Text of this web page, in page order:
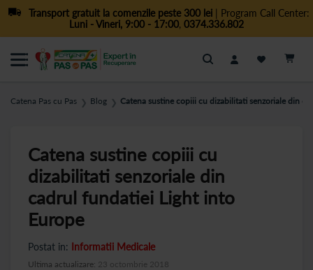
Transport gratuit la comenzile peste 300 lei| Program Call Center:
Luni - Vineri, 9:00 - 17:00, 0374.336.802
Cautare
Catena Pas cu Pas ❯ Blog ❯ Catena sustine copiii cu dizabilitati senzoriale din
Catena sustine copiii cu
dizabilitati senzoriale din
cadrul fundatiei Light into
Europe
Postat in: Informatii Medicale
Ultima actualizare: 23 octombrie 2018